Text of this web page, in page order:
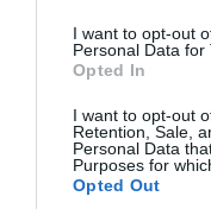
I want to opt-out
Personal Data for
Opted In
I want to opt-out
Retention, Sale,
Personal Data
Purposes for
Opted Out
drones που